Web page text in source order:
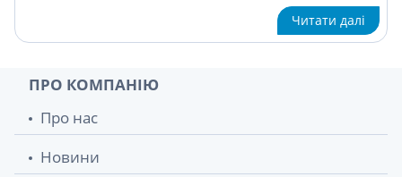
Читати далі
ПРО КОМПАНІЮ
Про нас
Новини